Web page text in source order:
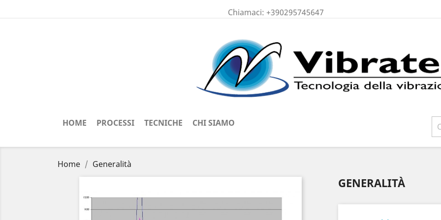
Chiamaci: +390295745647
HOME PROCESSI TECNICHE CHI SIAMO
Home Generalità
GENERALITÀ